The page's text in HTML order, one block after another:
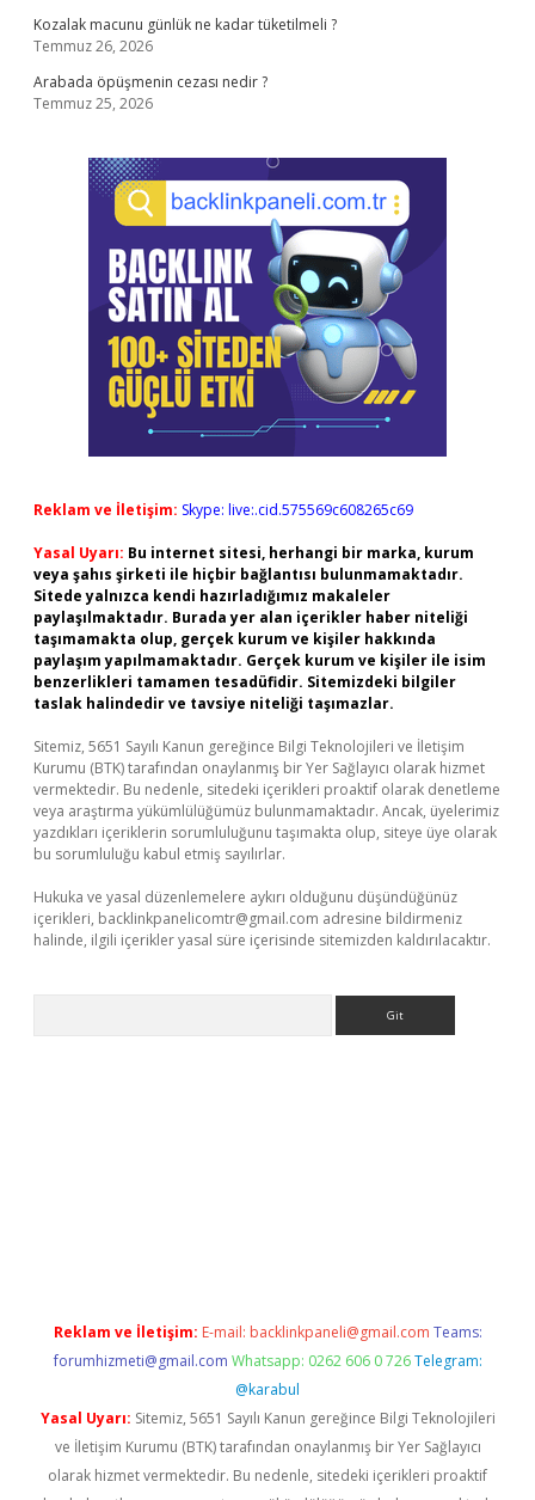
Kozalak macunu günlük ne kadar tüketilmeli ?
Temmuz 26, 2026
Arabada öpüşmenin cezası nedir ?
Temmuz 25, 2026
Reklam ve İletişim: Skype: live:.cid.575569c608265c69
Yasal Uyarı: Bu internet sitesi, herhangi bir marka, kurum
veya şahıs şirketi ile hiçbir bağlantısı bulunmamaktadır.
Sitede yalnızca kendi hazırladığımız makaleler
paylaşılmaktadır. Burada yer alan içerikler haber niteliği
taşımamakta olup, gerçek kurum ve kişiler hakkında
paylaşım yapılmamaktadır. Gerçek kurum ve kişiler ile isim
benzerlikleri tamamen tesadüfidir. Sitemizdeki bilgiler
taslak halindedir ve tavsiye niteliği taşımazlar.
Sitemiz, 5651 Sayılı Kanun gereğince Bilgi Teknolojileri ve İletişim
Kurumu (BTK) tarafından onaylanmış bir Yer Sağlayıcı olarak hizmet
vermektedir. Bu nedenle, sitedeki içerikleri proaktif olarak denetleme
veya araştırma yükümlülüğümüz bulunmamaktadır. Ancak, üyelerimiz
yazdıkları içeriklerin sorumluluğunu taşımakta olup, siteye üye olarak
bu sorumluluğu kabul etmiş sayılırlar.
Hukuka ve yasal düzenlemelere aykırı olduğunu düşündüğünüz
içerikleri, backlinkpanelicomtr@gmail.com adresine bildirmeniz
halinde, ilgili içerikler yasal süre içerisinde sitemizden kaldırılacaktır.
Reklam ve İletişim: E-mail: backlinkpaneli@gmail.com Teams:
forumhizmeti@gmail.com Whatsapp: 0262 606 0 726 Telegram:
@karabul
Yasal Uyarı: Sitemiz, 5651 Sayılı Kanun gereğince Bilgi Teknolojileri
ve İletişim Kurumu (BTK) tarafından onaylanmış bir Yer Sağlayıcı
olarak hizmet vermektedir. Bu nedenle, sitedeki içerikleri proaktif